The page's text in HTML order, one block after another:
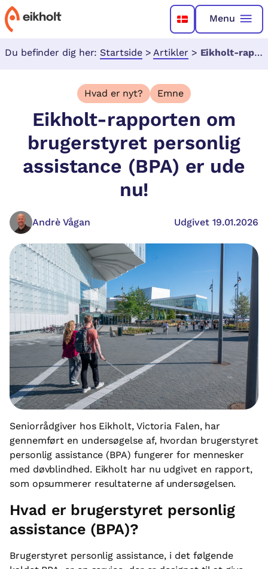
Menu
Du befinder dig her: Startside > Artikler > Eikholt-rapporten om brugerstyret personlig assistance (BPA) er ude nu!
Hvad er nyt? Emne
Eikholt-rapporten om
brugerstyret personlig
assistance (BPA) er ude
nu!
Andrè Vågan Udgivet 19.01.2026
Seniorrådgiver hos Eikholt, Victoria Falen, har
gennemført en undersøgelse af, hvordan brugerstyret
personlig assistance (BPA) fungerer for mennesker
med døvblindhed. Eikholt har nu udgivet en rapport,
som opsummerer resultaterne af undersøgelsen.
Hvad er brugerstyret personlig
assistance (BPA)?
Brugerstyret personlig assistance, i det følgende